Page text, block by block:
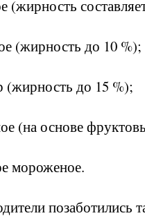
(жирность
(жирность до 10 %);
до 15 %);
(на основе
мороженое.
позаботились